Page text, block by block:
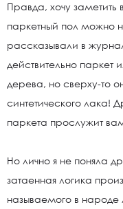
Правда, хочу заметить
паркетный пол можно
рассказывали в
действительно паркет
дерева, но сверху-то
синтетического лака!
паркета прослужит
Но лично я не поняла
затаенная логика
называемого в народе